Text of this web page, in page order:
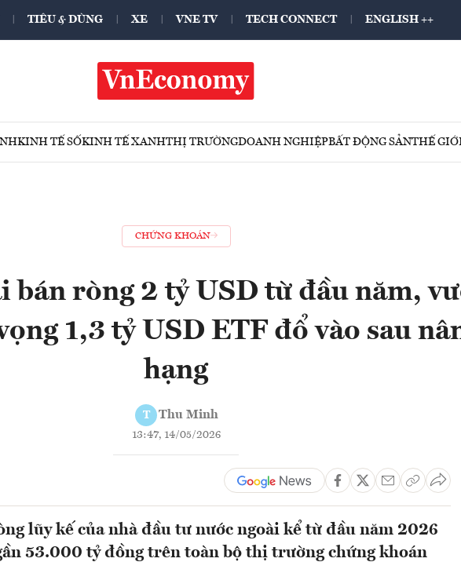
TIÊU & DÙNG XE VNE TV TECH CONNECT ENGLISH ++
KINH TẾ SỐKINH TẾ XANHTHỊ TRƯỜNGDOANH NGHIỆPBẤT ĐỘNG SẢNTHẾ
CHỨNG KHOÁN
bán ròng 2 tỷ USD từ đầu năm,
1,3 tỷ USD ETF đổ vào sau
hạng
T Thu Minh
13:47, 14/05/2026
lũy kế của nhà đầu tư nước ngoài kể từ đầu năm 2026
53.000 tỷ đồng trên toàn bộ thị trường chứng khoán